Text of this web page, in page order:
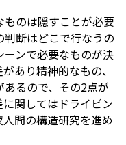
のは隠すことが必要
断はどこで行なうの
ンで必要なものが決
あり精神的なもの、
るので、その2点が
関してはドライビン
間の構造研究を進め